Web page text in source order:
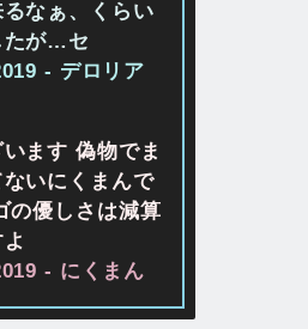
なぁ、くらい
たが…セ
- デロリア
ます 偽物でま
いにくまんで
の優しさは減算
- にくまん